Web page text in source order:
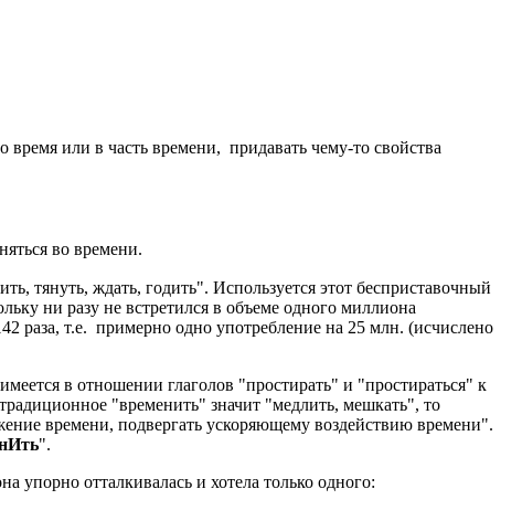
или в часть времени, придавать чему-то свойства
во времени.
тянуть, ждать, годить". Используется этот бесприставочный
ни разу не встретился в объеме одного миллиона
раза, т.е. примерно одно употребление на 25 млн. (исчислено
в отношении глаголов "простирать" и "простираться" к
"временить" значит "медлить, мешкать", то
времени, подвергать ускоряющему воздействию времени".
".
отталкивалась и хотела только одного: